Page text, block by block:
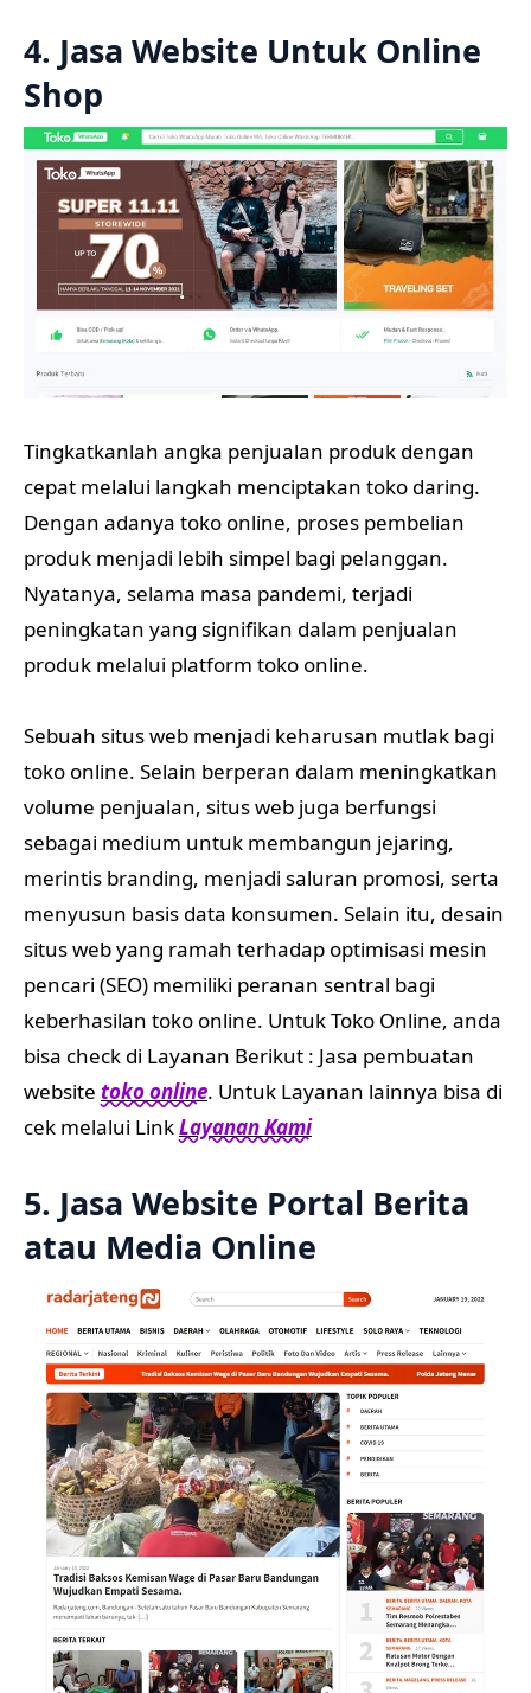
4. Jasa Website Untuk Online
Shop
Tingkatkanlah angka penjualan produk dengan
cepat melalui langkah menciptakan toko daring.
Dengan adanya toko online, proses pembelian
produk menjadi lebih simpel bagi pelanggan.
Nyatanya, selama masa pandemi, terjadi
peningkatan yang signifikan dalam penjualan
produk melalui platform toko online.
Sebuah situs web menjadi keharusan mutlak bagi
toko online. Selain berperan dalam meningkatkan
volume penjualan, situs web juga berfungsi
sebagai medium untuk membangun jejaring,
merintis branding, menjadi saluran promosi, serta
menyusun basis data konsumen. Selain itu, desain
situs web yang ramah terhadap optimisasi mesin
pencari (SEO) memiliki peranan sentral bagi
keberhasilan toko online. Untuk Toko Online, anda
bisa check di Layanan Berikut : Jasa pembuatan
website toko online. Untuk Layanan lainnya bisa di
cek melalui LinkLayanan Kami
5. Jasa Website Portal Berita
atau Media Online